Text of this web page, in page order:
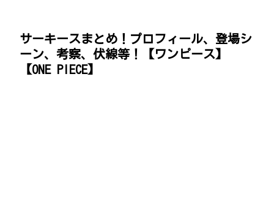
サーキースまとめ！プロフィール、登場シ
ーン、考察、伏線等！【ワンピース】
【ONE PIECE】